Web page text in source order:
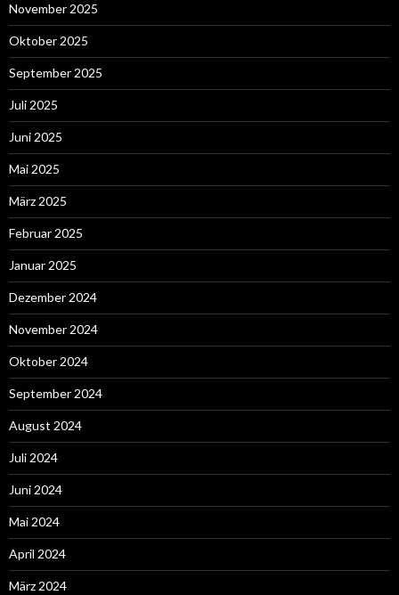
November 2025
Oktober 2025
September 2025
Juli 2025
Juni 2025
Mai 2025
März 2025
Februar 2025
Januar 2025
Dezember 2024
November 2024
Oktober 2024
September 2024
August 2024
Juli 2024
Juni 2024
Mai 2024
April 2024
März 2024